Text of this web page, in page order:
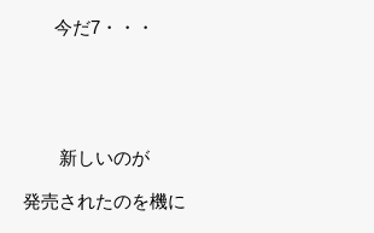
今だ7・・・
新しいのが
発売されたのを機に